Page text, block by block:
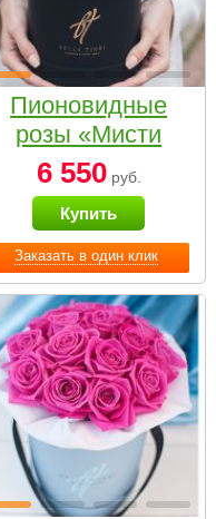
Заказать в один клик
Пионовидные
розы «Мисти
бабблс» в
черной коробке
Small
6 550руб.
Купить